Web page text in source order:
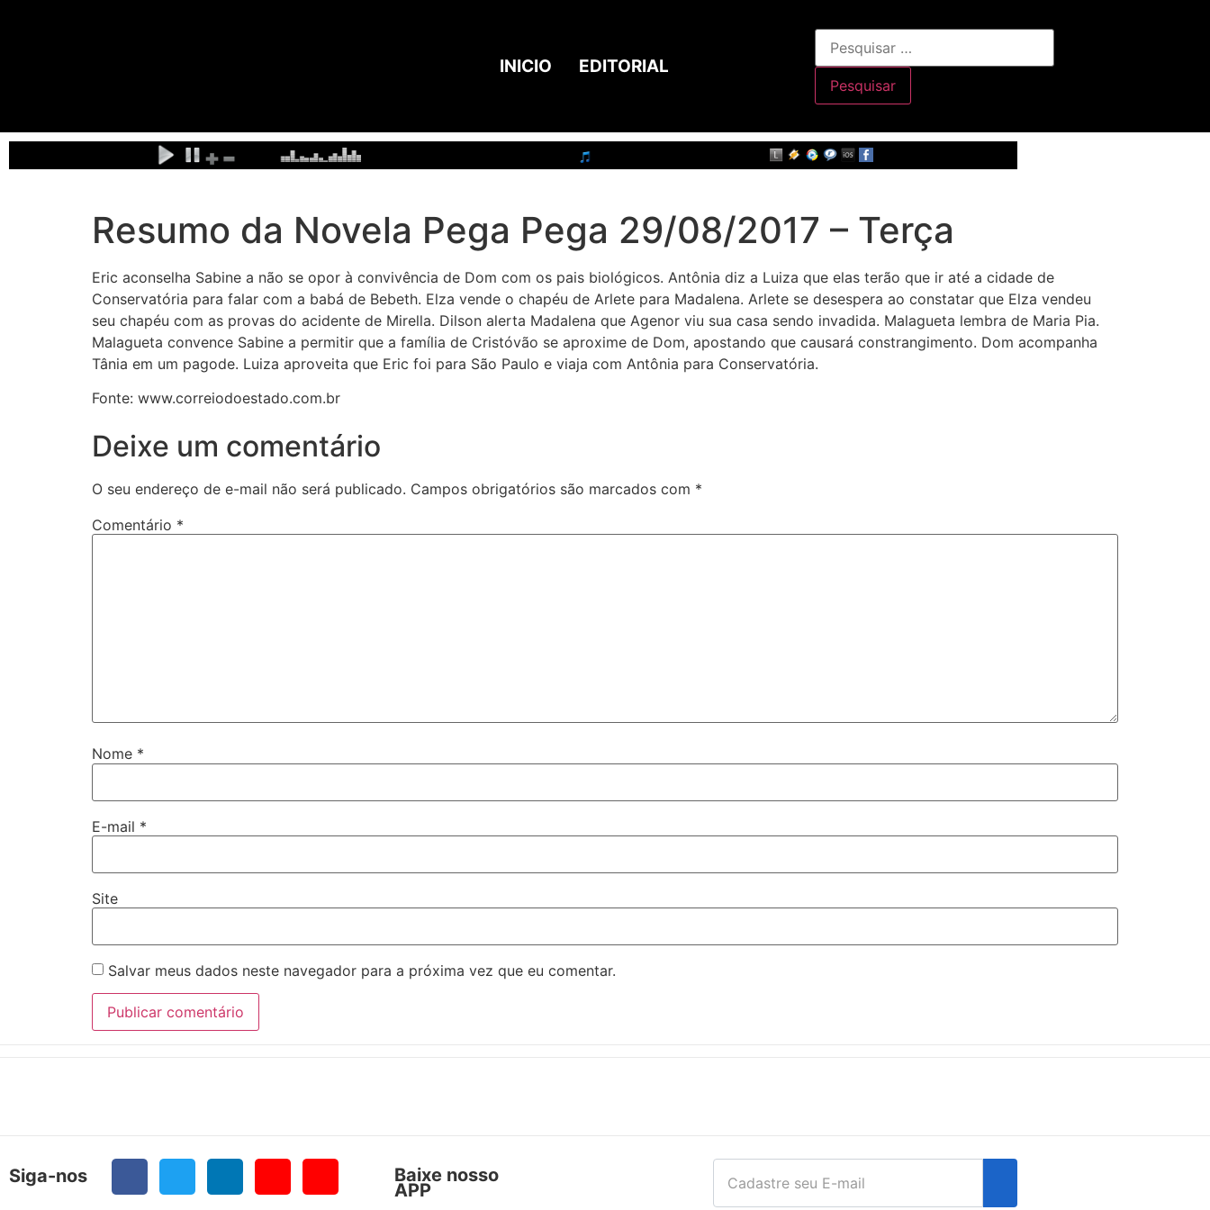
INICIO EDITORIAL
Resumo da Novela Pega Pega 29/08/2017 – Terça
Eric aconselha Sabine a não se opor à convivência de Dom com os pais biológicos. Antônia diz a Luiza que elas terão que ir até a cidade de
Conservatória para falar com a babá de Bebeth. Elza vende o chapéu de Arlete para Madalena. Arlete se desespera ao constatar que Elza vendeu
seu chapéu com as provas do acidente de Mirella. Dilson alerta Madalena que Agenor viu sua casa sendo invadida. Malagueta lembra de Maria Pia.
Malagueta convence Sabine a permitir que a família de Cristóvão se aproxime de Dom, apostando que causará constrangimento. Dom acompanha
Tânia em um pagode. Luiza aproveita que Eric foi para São Paulo e viaja com Antônia para Conservatória.
Fonte: www.correiodoestado.com.br
Deixe um comentário
O seu endereço de e-mail não será publicado. Campos obrigatórios são marcados com *
Comentário *
Nome *
E-mail *
Site
Salvar meus dados neste navegador para a próxima vez que eu comentar.
Siga-nos Baixe nosso
APP